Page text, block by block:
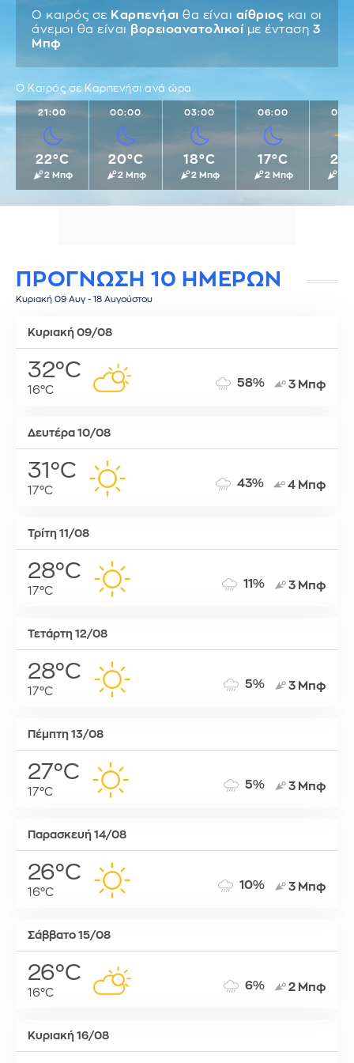
Ο καιρός σε Καρπενήσι θα είναι αίθριος και οι
άνεμοι θα είναι βορειοανατολικοί με ένταση 3
Μπφ
Ο Καιρός σε Καρπενήσι ανά ώρα
21:00
22°C
2 Μπφ
00:00
20°C
2 Μπφ
03:00
18°C
2 Μπφ
06:00
17°C
2 Μπφ
ΠΡΟΓΝΩΣΗ 10 ΗΜΕΡΩΝ
Κυριακή 09 Αυγ - 18 Αυγούστου
Κυριακή 09/08
32°C
16°C
58% 3 Μπφ
Δευτέρα 10/08
31°C
17°C
43% 4 Μπφ
Τρίτη 11/08
28°C
17°C
11% 3 Μπφ
Τετάρτη 12/08
28°C
17°C
5% 3 Μπφ
Πέμπτη 13/08
27°C
17°C
5% 3 Μπφ
Παρασκευή 14/08
26°C
16°C
10% 3 Μπφ
Σάββατο 15/08
26°C
16°C
6% 2 Μπφ
Κυριακή 16/08